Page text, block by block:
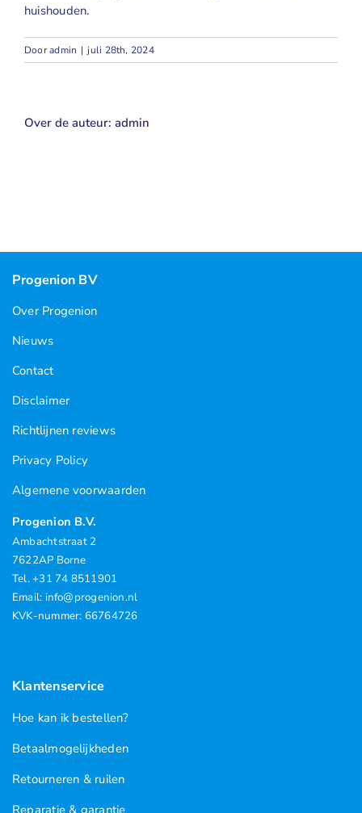
huishouden.
Dooradmin | juli 28th, 2024
Over de auteur: admin
Progenion BV
Over Progenion
Nieuws
Contact
Disclaimer
Richtlijnen reviews
Privacy Policy
Algemene voorwaarden
Progenion B.V.
Ambachtstraat 2
7622AP Borne
Tel. +31 74 8511901
Email: info@progenion.nl
KVK-nummer: 66764726
Klantenservice
Hoe kan ik bestellen?
Betaalmogelijkheden
Retourneren & ruilen